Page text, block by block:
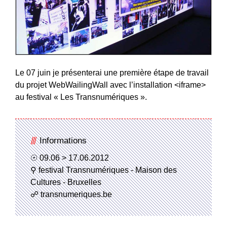
Le 07 juin je présenterai une première étape de travail
du projetWebWailingWall
avec l’installation <iframe>
au festival « Les Transnumériques ».
Informations
09.06 > 17.06.2012
festival Transnumériques - Maison des
Cultures - Bruxelles
transnumeriques.be